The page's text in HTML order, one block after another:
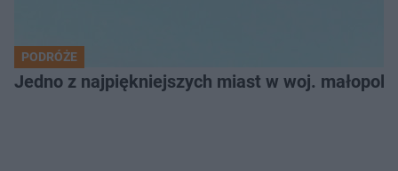
PODRÓŻE
Jedno z najpiękniejszych miast w woj.